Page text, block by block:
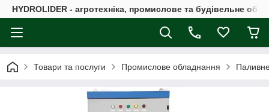
HYDROLIDER - агротехніка, промислове та будівельне
Товари та послуги Промислове обладнання